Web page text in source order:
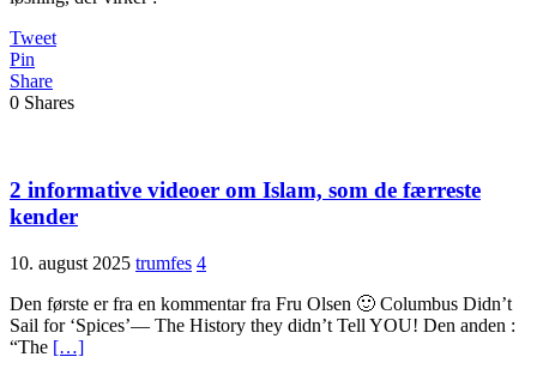
Tweet
Pin
Share
0 Shares
2 informative videoer om Islam, som de færreste
kender
10. august 2025 trumfes 4
Den første er fra en kommentar fra Fru Olsen 🙂 Columbus Didn’t
Sail for ‘Spices’— The History they didn’t Tell YOU! Den anden :
“The […]